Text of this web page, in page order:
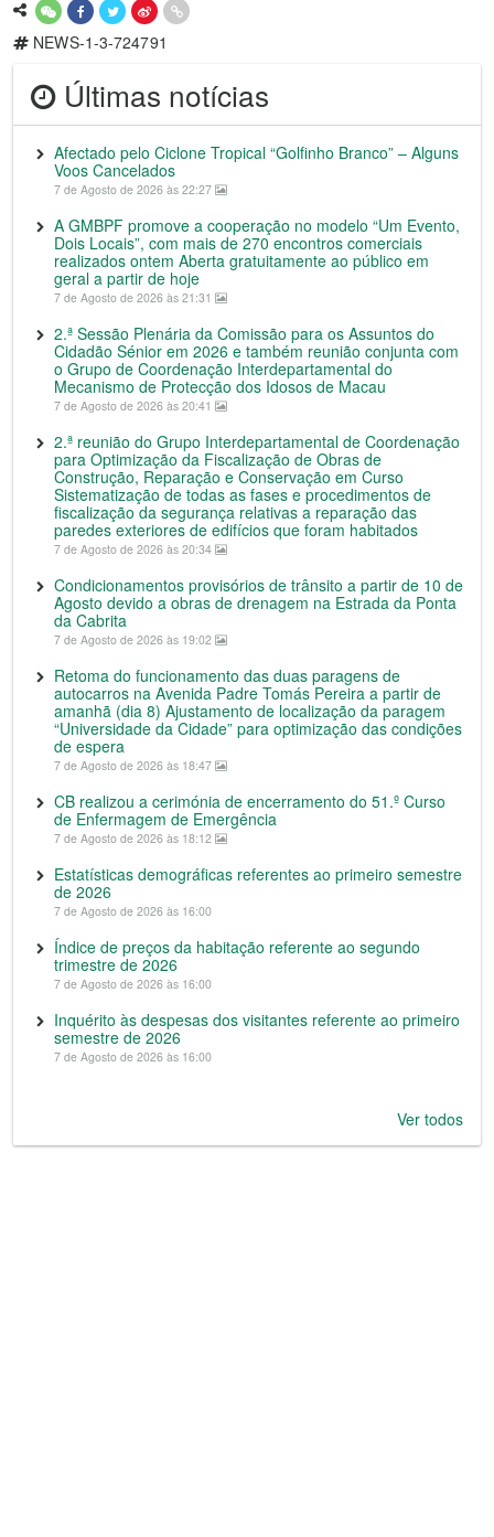
NEWS-1-3-724791
Últimas notícias
Afectado pelo Ciclone Tropical “Golfinho Branco” – Alguns
Voos Cancelados
7 de Agosto de 2026 às 22:27
A GMBPF promove a cooperação no modelo “Um Evento,
Dois Locais”, com mais de 270 encontros comerciais
realizados ontem Aberta gratuitamente ao público em
geral a partir de hoje
7 de Agosto de 2026 às 21:31
2.ª Sessão Plenária da Comissão para os Assuntos do
Cidadão Sénior em 2026 e também reunião conjunta com
o Grupo de Coordenação Interdepartamental do
Mecanismo de Protecção dos Idosos de Macau
7 de Agosto de 2026 às 20:41
2.ª reunião do Grupo Interdepartamental de Coordenação
para Optimização da Fiscalização de Obras de
Construção, Reparação e Conservação em Curso
Sistematização de todas as fases e procedimentos de
fiscalização da segurança relativas a reparação das
paredes exteriores de edifícios que foram habitados
7 de Agosto de 2026 às 20:34
Condicionamentos provisórios de trânsito a partir de 10 de
Agosto devido a obras de drenagem na Estrada da Ponta
da Cabrita
7 de Agosto de 2026 às 19:02
Retoma do funcionamento das duas paragens de
autocarros na Avenida Padre Tomás Pereira a partir de
amanhã (dia 8) Ajustamento de localização da paragem
“Universidade da Cidade” para optimização das condições
de espera
7 de Agosto de 2026 às 18:47
CB realizou a cerimónia de encerramento do 51.º Curso
de Enfermagem de Emergência
7 de Agosto de 2026 às 18:12
Estatísticas demográficas referentes ao primeiro semestre
de 2026
7 de Agosto de 2026 às 16:00
Índice de preços da habitação referente ao segundo
trimestre de 2026
7 de Agosto de 2026 às 16:00
Inquérito às despesas dos visitantes referente ao primeiro
semestre de 2026
7 de Agosto de 2026 às 16:00
Ver todos